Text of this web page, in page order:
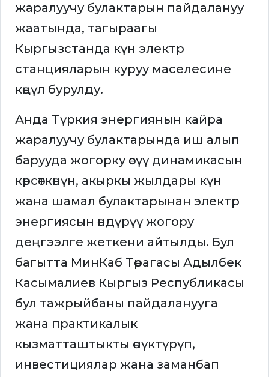
жаралуучу булактарын пайдалануу
жаатында, тагыраагы
Кыргызстанда күн электр
станцияларын куруу маселесине
көңүл бурулду.
Анда Түркия энергиянын кайра
жаралуучу булактарында иш алып
барууда жогорку өсүү динамикасын
көрсөткөнүн, акыркы жылдары күн
жана шамал булактарынан электр
энергиясын өндүрүү жогору
деңгээлге жеткени айтылды. Бул
багытта МинКаб Төрагасы Адылбек
Касымалиев Кыргыз Республикасы
бул тажрыйбаны пайдаланууга
жана практикалык
кызматташтыкты өнүктүрүп,
инвестициялар жана заманбап